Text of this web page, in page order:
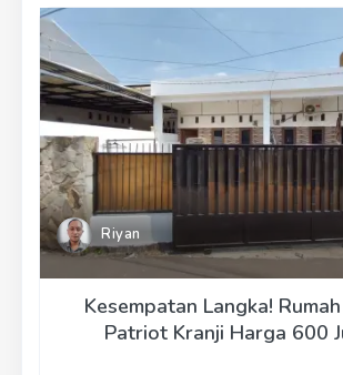
Riyan
Kesempatan Langka!
Patriot Kranji Harga 600